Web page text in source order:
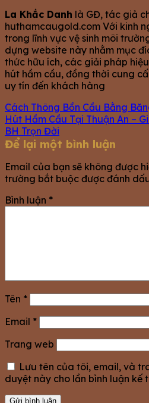
La Khắc Danh là GĐ, tác giả
huthamcaugold.com Với kinh
trong lĩnh vực vệ sinh môi
dựng website này nhằm mục
thức hữu ích, các giải pháp
hút hầm cầu, đồng thời cung
uy tín đến khách hàng
Cách Thông Bồn Cầu Bằng
Hút Hầm Cầu Tại Thuận An –
BH Trọn Đời
Để lại một bình luận
Email của bạn sẽ không được
trường bắt buộc được đánh
Bình luận *
Tên *
Email *
Trang web
Lưu tên của tôi, email, và
duyệt này cho lần bình luận kế